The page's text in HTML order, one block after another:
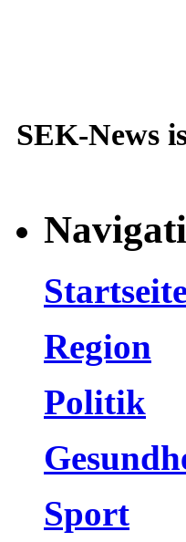
SEK-News
Region
Politik
Sport